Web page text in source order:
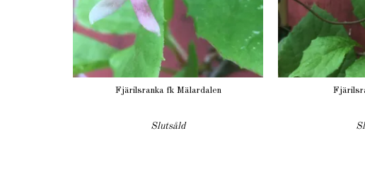
Fjärilsranka fk Mälardalen
Slutsåld